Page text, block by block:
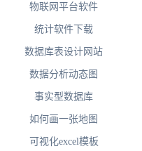
物联网平台软件
统计软件下载
数据库表设计网站
数据分析动态图
事实型数据库
如何画一张地图
可视化excel模板